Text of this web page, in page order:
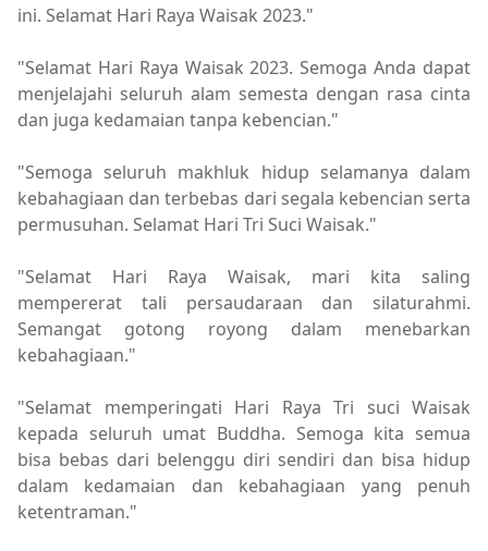
ini. Selamat Hari Raya Waisak 2023."
"Selamat Hari Raya Waisak 2023. Semoga Anda dapat
menjelajahi seluruh alam semesta dengan rasa cinta
dan juga kedamaian tanpa kebencian."
"Semoga seluruh makhluk hidup selamanya dalam
kebahagiaan dan terbebas dari segala kebencian serta
permusuhan. Selamat Hari Tri Suci Waisak."
"Selamat Hari Raya Waisak, mari kita saling
mempererat tali persaudaraan dan silaturahmi.
Semangat gotong royong dalam menebarkan
kebahagiaan."
"Selamat memperingati Hari Raya Tri suci Waisak
kepada seluruh umat Buddha. Semoga kita semua
bisa bebas dari belenggu diri sendiri dan bisa hidup
dalam kedamaian dan kebahagiaan yang penuh
ketentraman."